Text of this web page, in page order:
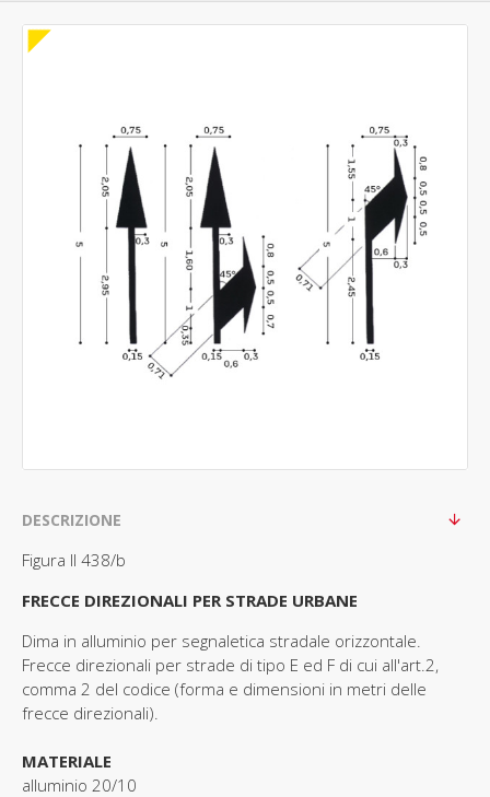
DESCRIZIONE
Figura II 438/b
FRECCE DIREZIONALI PER STRADE URBANE
Dima in alluminio per segnaletica stradale orizzontale.
Frecce direzionali per strade di tipo E ed F di cui all'art.2,
comma 2 del codice (forma e dimensioni in metri delle
frecce direzionali).
MATERIALE
alluminio 20/10